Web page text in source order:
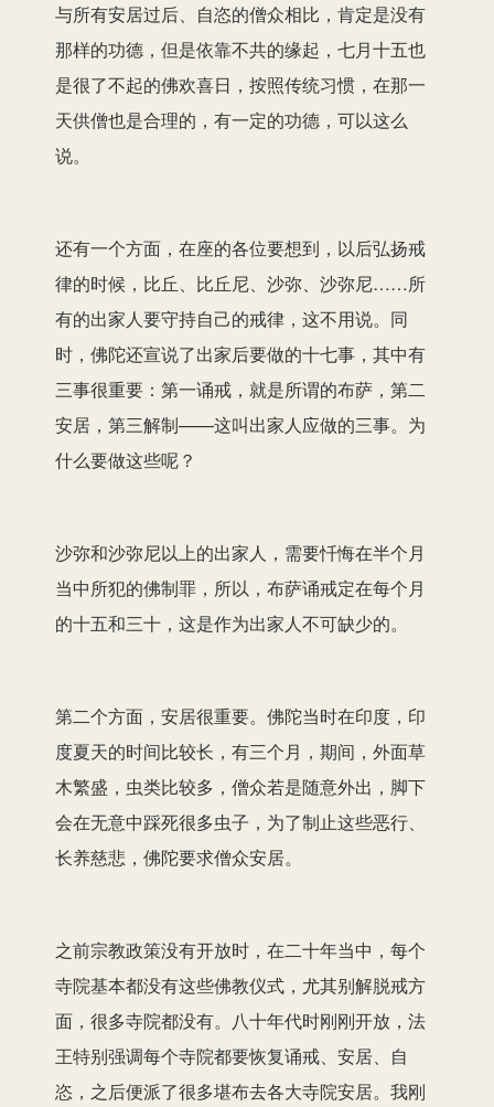
与所有安居过后、自恣的僧众相比，肯定是没有
那样的功德，但是依靠不共的缘起，七月十五也
是很了不起的佛欢喜日，按照传统习惯，在那一
天供僧也是合理的，有一定的功德，可以这么
说。
还有一个方面，在座的各位要想到，以后弘扬戒
律的时候，比丘、比丘尼、沙弥、沙弥尼……所
有的出家人要守持自己的戒律，这不用说。同
时，佛陀还宣说了出家后要做的十七事，其中有
三事很重要：第一诵戒，就是所谓的布萨，第二
安居，第三解制——这叫出家人应做的三事。为
什么要做这些呢？
沙弥和沙弥尼以上的出家人，需要忏悔在半个月
当中所犯的佛制罪，所以，布萨诵戒定在每个月
的十五和三十，这是作为出家人不可缺少的。
第二个方面，安居很重要。佛陀当时在印度，印
度夏天的时间比较长，有三个月，期间，外面草
木繁盛，虫类比较多，僧众若是随意外出，脚下
会在无意中踩死很多虫子，为了制止这些恶行、
长养慈悲，佛陀要求僧众安居。
之前宗教政策没有开放时，在二十年当中，每个
寺院基本都没有这些佛教仪式，尤其别解脱戒方
面，很多寺院都没有。八十年代时刚刚开放，法
王特别强调每个寺院都要恢复诵戒、安居、自
恣，之后便派了很多堪布去各大寺院安居。我刚